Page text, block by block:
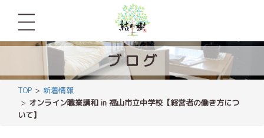
ブロ グ
TOP
新着情報
オンライン職業講和 in 福山市立中学校【経営者の働き方につ
いて】